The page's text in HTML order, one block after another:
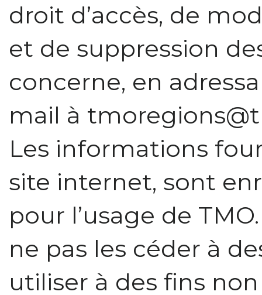
droit d’accès, de
et de suppression
concerne, en
mail à
Les informations
site internet, sont
pour l’usage de
ne pas les céder à
utiliser à des fins